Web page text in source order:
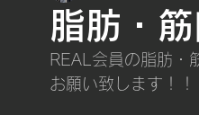
脂肪・
REAL会員の脂肪・
お願い致します！！